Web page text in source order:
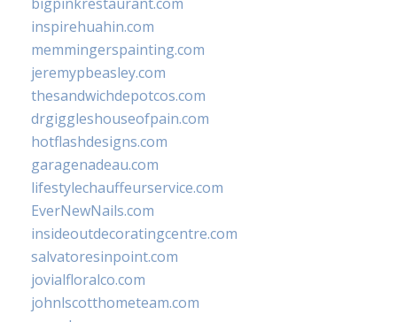
inspirehuahin.com
memmingerspainting.com
jeremypbeasley.com
thesandwichdepotcos.com
drgiggleshouseofpain.com
hotflashdesigns.com
garagenadeau.com
lifestylechauffeurservice.com
EverNewNails.com
insideoutdecoratingcentre.com
salvatoresinpoint.com
jovialfloralco.com
johnlscotthometeam.com